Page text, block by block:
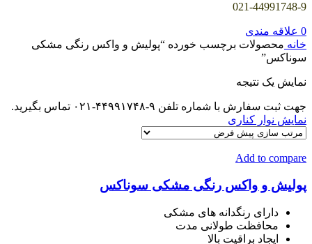
021-44991748-9
0 علاقه مندی
خانه محصولات برچسب خورده “پولیش و واکس رنگی مشکی
سوناکس”
نمایش یک نتیجه
جهت ثبت سفارش با شماره تلفن ۹-۴۴۹۹۱۷۴۸-۰۲۱ تماس بگیرید.
نمایش نوار کناری
Add to compare
پولیش و واکس رنگی مشکی سوناکس
دارای رنگدانه های مشکی
محافظت طولانی مدت
ایجاد براقیت بالا